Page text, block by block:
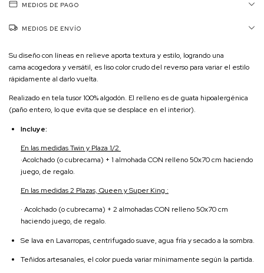
MEDIOS DE PAGO
MEDIOS DE ENVÍO
Su diseño con líneas en relieve aporta textura y estilo, logrando una
cama acogedora y versátil, es liso color crudo del reverso para variar el estilo
rápidamente al darlo vuelta.
Realizado en tela tusor 100% algodón. El relleno es de guata hipoalergénica
(paño entero, lo que evita que se desplace en el interior).
Incluye:
En las medidas Twin y Plaza 1/2
·Acolchado (o cubrecama) + 1 almohada CON relleno 50x70 cm haciendo
juego, de regalo.
En las medidas 2 Plazas, Queen y Super King :
· Acolchado (o cubrecama) + 2 almohadas CON relleno 50x70 cm
haciendo juego, de regalo.
Se lava en Lavarropas, centrifugado suave, agua fría y secado a la sombra.
Teñidos artesanales, el color pueda variar mínimamente según la partida.